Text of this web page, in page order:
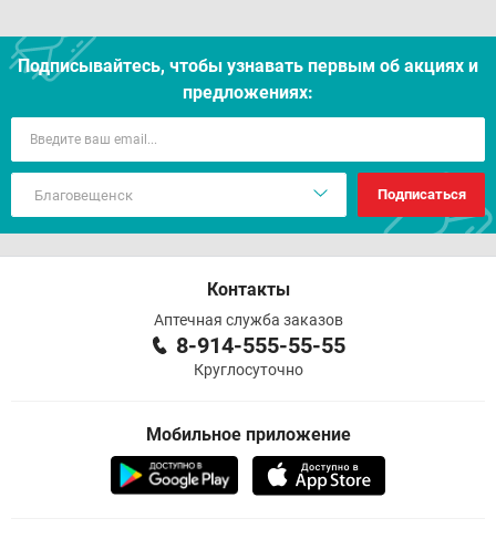
Подписывайтесь, чтобы узнавать первым об акцияx и
предложениях:
Подписаться
Контакты
Аптечная служба заказов
8-914-555-55-55
Круглосуточно
Мобильное приложение